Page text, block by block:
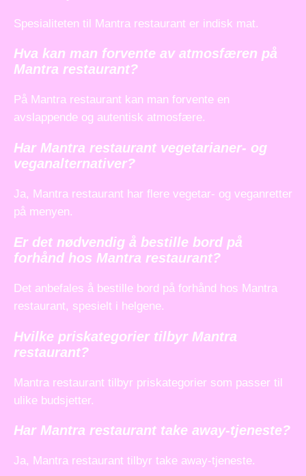
Spesialiteten til Mantra restaurant er indisk mat.
Hva kan man forvente av atmosfæren på
Mantra restaurant?
På Mantra restaurant kan man forvente en
avslappende og autentisk atmosfære.
Har Mantra restaurant vegetarianer- og
veganalternativer?
Ja, Mantra restaurant har flere vegetar- og veganretter
på menyen.
Er det nødvendig å bestille bord på
forhånd hos Mantra restaurant?
Det anbefales å bestille bord på forhånd hos Mantra
restaurant, spesielt i helgene.
Hvilke priskategorier tilbyr Mantra
restaurant?
Mantra restaurant tilbyr priskategorier som passer til
ulike budsjetter.
Har Mantra restaurant take away-tjeneste?
Ja, Mantra restaurant tilbyr take away-tjeneste.